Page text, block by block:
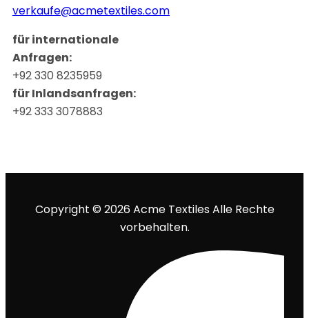
verkaufe@acmetextiles.com
für internationale
Anfragen:
+92 330 8235959
für Inlandsanfragen:
+92 333 3078883
Copyright © 2026 Acme Textiles Alle Rechte
vorbehalten.